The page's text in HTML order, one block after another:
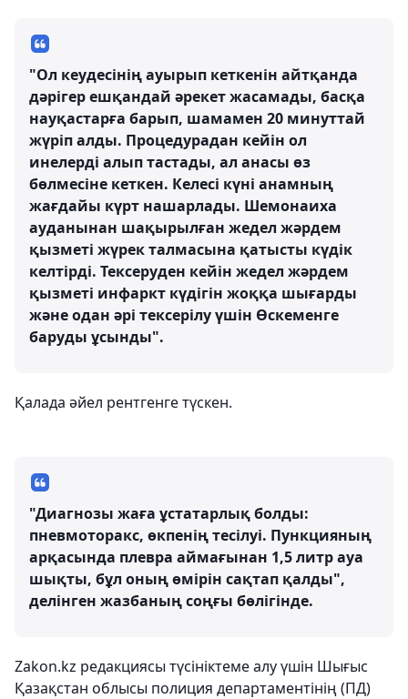
"Ол кеудесінің ауырып кеткенін айтқанда
дәрігер ешқандай әрекет жасамады, басқа
науқастарға барып, шамамен 20 минуттай
жүріп алды. Процедурадан кейін ол
инелерді алып тастады, ал анасы өз
бөлмесіне кеткен. Келесі күні анамның
жағдайы күрт нашарлады. Шемонаиха
ауданынан шақырылған жедел жәрдем
қызметі жүрек талмасына қатысты күдік
келтірді. Тексеруден кейін жедел жәрдем
қызметі инфаркт күдігін жоққа шығарды
және одан әрі тексерілу үшін Өскеменге
баруды ұсынды".
Қалада әйел рентгенге түскен.
"Диагнозы жаға ұстатарлық болды:
пневмоторакс, өкпенің тесілуі. Пункцияның
арқасында плевра аймағынан 1,5 литр ауа
шықты, бұл оның өмірін сақтап қалды",
делінген жазбаның соңғы бөлігінде.
Zakon.kz редакциясы түсініктеме алу үшін Шығыс
Қазақстан облысы полиция департаментінің (ПД)